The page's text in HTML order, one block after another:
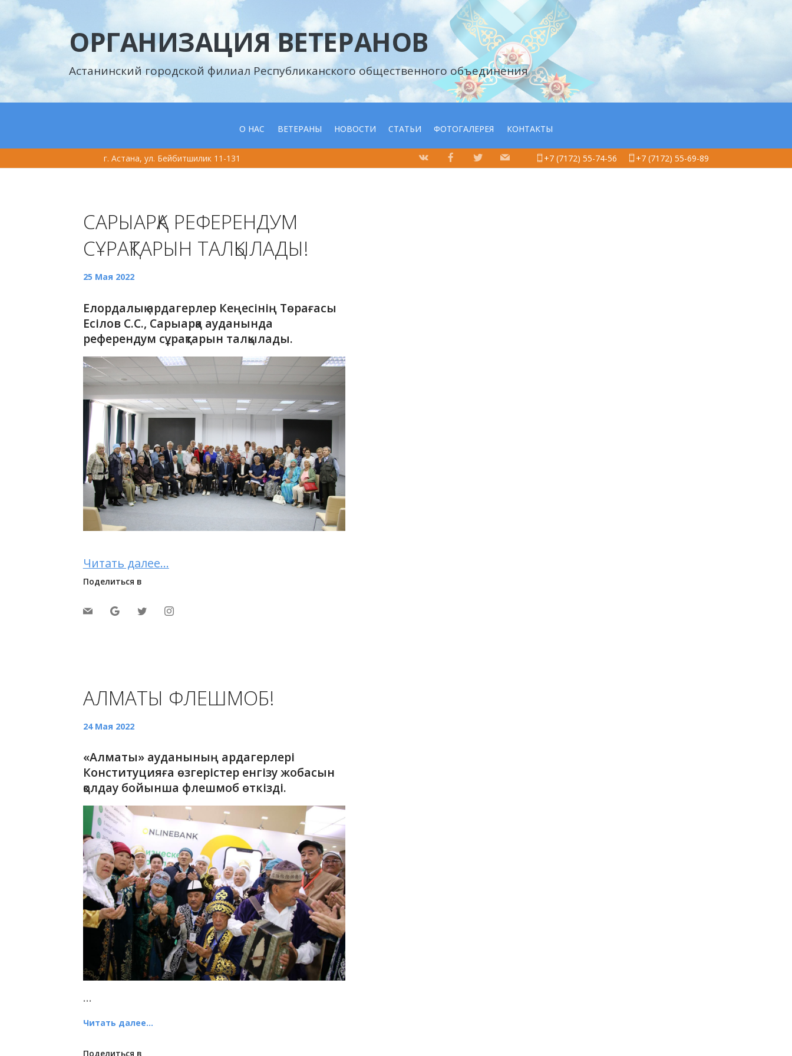
ОРГАНИЗАЦИЯ ВЕТЕРАНОВ
Астанинский городской филиал Республиканского общественного объединения
О НАС ВЕТЕРАНЫ НОВОСТИ СТАТЬИ ФОТОГАЛЕРЕЯ КОНТАКТЫ
г. Астана, ул. Бейбитшилик 11-131 +7 (7172) 55-74-56 +7 (7172) 55-69-89
САРЫАРҚА РЕФЕРЕНДУМ
СҰРАҚТАРЫН ТАЛҚЫЛАДЫ!
25 Мая 2022
Елордалық ардагерлер Кеңесінің Төрағасы
Есілов С.С., Сарыарқа ауданында
референдум сұрақтарын талқылады.
Читать далее...
Поделиться в
АЛМАТЫ ФЛЕШМОБ!
24 Мая 2022
«Алматы» ауданының ардагерлері
Конституцияға өзгерістер енгізу жобасын
қолдау бойынша флешмоб өткізді.
...
Читать далее...
Поделиться в